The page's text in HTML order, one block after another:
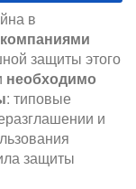
в
защиты этого
необходимо
: типовые
и
защиты